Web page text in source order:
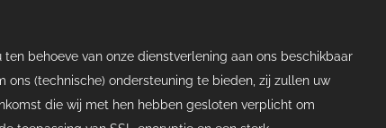
behoeve van onze dienstverlening aan ons beschikbaar
(technische) ondersteuning te bieden, zij zullen uw
die wij met hen hebben gesloten verplicht om